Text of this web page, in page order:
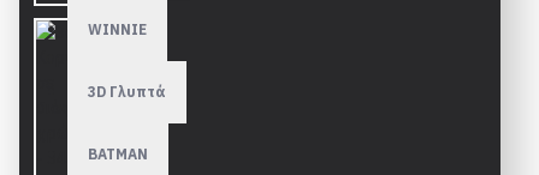
WINNIE
3D Γλυπτά
BATMAN